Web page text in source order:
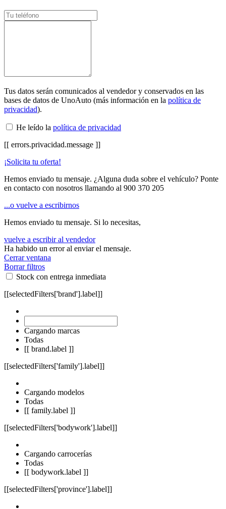
Tus datos serán comunicados al vendedor y conservados en las
bases de datos de UnoAuto (más información en la política de
privacidad).
He leído la política de privacidad
[[ errors.privacidad.message ]]
¡Solicita tu oferta!
Hemos enviado tu mensaje. ¿Alguna duda sobre el vehículo? Ponte
en contacto con nosotros llamando al 900 370 205
...o vuelve a escribirnos
Hemos enviado tu mensaje. Si lo necesitas,
vuelve a escribir al vendedor
Ha habido un error al enviar el mensaje.
Cerrar ventana
Borrar filtros
Stock con entrega inmediata
[[selectedFilters['brand'].label]]
Cargando marcas
Todas
[[ brand.label ]]
[[selectedFilters['family'].label]]
Cargando modelos
Todas
[[ family.label ]]
[[selectedFilters['bodywork'].label]]
Cargando carrocerías
Todas
[[ bodywork.label ]]
[[selectedFilters['province'].label]]